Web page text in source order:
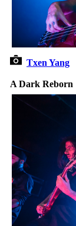
Txen Yang
A Dark Reborn